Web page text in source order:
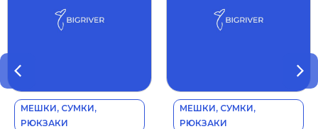
МЕШКИ, СУМКИ,
РЮКЗАКИ
МЕШКИ, СУМКИ,
РЮКЗАКИ